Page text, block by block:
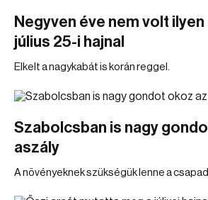
Negyven éve nem volt
július 25-i hajnal
Elkelt a nagykabát is korán reggel.
Szabolcsban is nagy
aszály
A növényeknek szükségük lenne a